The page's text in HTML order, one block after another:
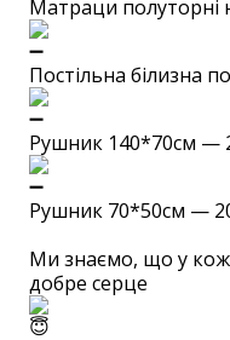
Матраци полуторні
Постільна білизна
Рушник 140*70см —
Рушник 70*50см —
Ми знаємо, що у
добре серце